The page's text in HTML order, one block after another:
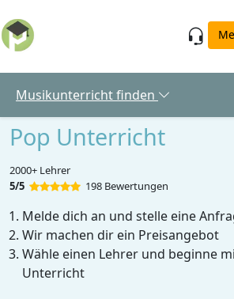
Musikunterricht finden
Pop Unterricht
2000+ Lehrer
5/5
198 Bewertungen
Melde dich an und stelle eine
Wir machen dir ein Preisangebot
Wähle einen Lehrer und beginne
Unterricht